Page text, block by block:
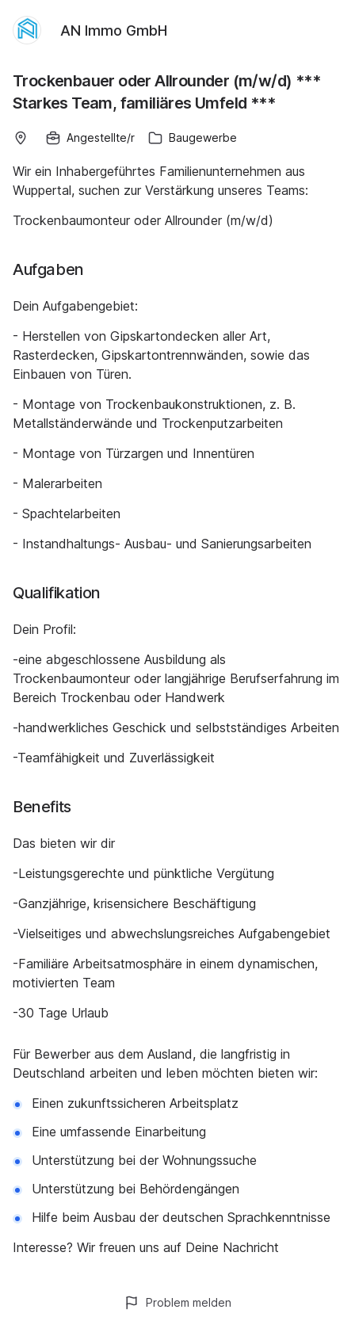
AN Immo GmbH
Trockenbauer oder Allrounder (m/w/d) ***
Starkes Team, familiäres Umfeld ***
Angestellte/r Baugewerbe
Wir ein Inhabergeführtes Familienunternehmen aus
Wuppertal, suchen zur Verstärkung unseres Teams:
Trockenbaumonteur oder Allrounder (m/w/d)
Aufgaben
Dein Aufgabengebiet:
- Herstellen von Gipskartondecken aller Art,
Rasterdecken, Gipskartontrennwänden, sowie das
Einbauen von Türen.
- Montage von Trockenbaukonstruktionen, z. B.
Metallständerwände und Trockenputzarbeiten
- Montage von Türzargen und Innentüren
- Malerarbeiten
- Spachtelarbeiten
- Instandhaltungs- Ausbau- und Sanierungsarbeiten
Qualifikation
Dein Profil:
-eine abgeschlossene Ausbildung als
Trockenbaumonteur oder langjährige Berufserfahrung im
Bereich Trockenbau oder Handwerk
-handwerkliches Geschick und selbstständiges Arbeiten
-Teamfähigkeit und Zuverlässigkeit
Benefits
Das bieten wir dir
-Leistungsgerechte und pünktliche Vergütung
-Ganzjährige, krisensichere Beschäftigung
-Vielseitiges und abwechslungsreiches Aufgabengebiet
-Familiäre Arbeitsatmosphäre in einem dynamischen,
motivierten Team
-30 Tage Urlaub
Für Bewerber aus dem Ausland, die langfristig in
Deutschland arbeiten und leben möchten bieten wir:
Einen zukunftssicheren Arbeitsplatz
Eine umfassende Einarbeitung
Unterstützung bei der Wohnungssuche
Unterstützung bei Behördengängen
Hilfe beim Ausbau der deutschen Sprachkenntnisse
Interesse? Wir freuen uns auf Deine Nachricht
Problem melden